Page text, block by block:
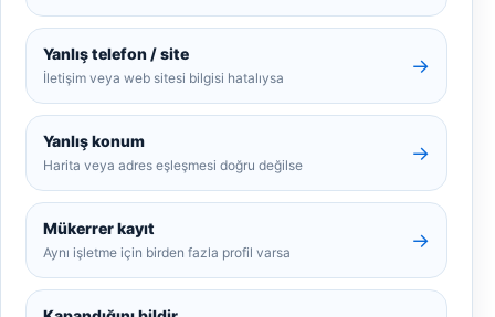
Yanlış telefon / site
İletişim veya web sitesi bilgisi hatalıysa
→
Yanlış konum
Harita veya adres eşleşmesi doğru değilse
→
Mükerrer kayıt
Aynı işletme için birden fazla profil varsa
→